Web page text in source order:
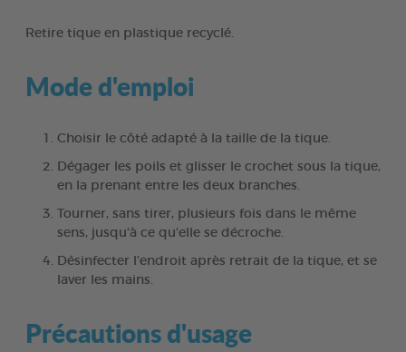
Retire tique en plastique recyclé.
Mode d'emploi
Choisir le côté adapté à la taille de la tique.
Dégager les poils et glisser le crochet sous la tique,
en la prenant entre les deux branches.
Tourner, sans tirer, plusieurs fois dans le même
sens, jusqu'à ce qu'elle se décroche.
Désinfecter l’endroit après retrait de la tique, et se
laver les mains.
Précautions d'usage